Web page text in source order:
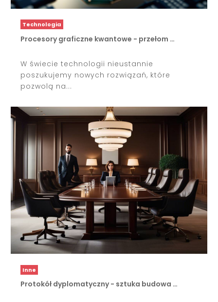
Technologia
Procesory graficzne kwantowe - przełom …
W świecie technologii nieustannie
poszukujemy nowych rozwiązań, które
pozwolą na...
Inne
Protokół dyplomatyczny - sztuka budowa …